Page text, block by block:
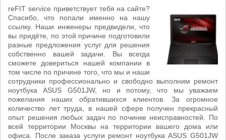
КОНТАКТЫ
reFIT service приветствует тебя на сайте?
Спасибо, что попали именно на нашу
ссылку. Наши инженеры предвидели, что
вы придёте, по этой причине подготовили
разные предложения услуг для решения
собственно вашей задачи. Вы всегда
сможете довериться нашей компании в
том числе по причине того, что мы и наши
сотрудники профессионально и свободно выполним ремонт
ноутбука ASUS G501JW, но и потому, что мы уважаем
пожелания наших обратившихся клиентов. За огромное
количество лет труда, в нашей сфере получен прекрасный
опыт решения любых задач по починке неисправностей. По
всей территории Москвы на территории вашего дома или
офиса. После заказа услуги ремонт ноутбука ASUS G501JW